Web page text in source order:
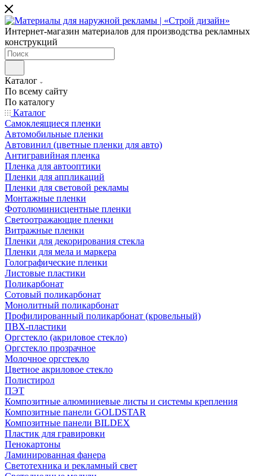
Интернет-магазин материалов для производства рекламных
конструкций
Каталог
По всему сайту
По каталогу
Каталог
Самоклеящиеся пленки
Автомобильные пленки
Автовинил (цветные пленки для авто)
Антигравийная пленка
Пленка для автооптики
Пленки для аппликаций
Пленки для световой рекламы
Монтажные пленки
Фотолюминисцентные пленки
Светоотражающие пленки
Витражные пленки
Пленки для декорирования стекла
Пленки для мела и маркера
Голографические пленки
Листовые пластики
Поликарбонат
Сотовый поликарбонат
Монолитный поликарбонат
Профилированный поликарбонат (кровельный)
ПВХ-пластики
Оргстекло (акриловое стекло)
Оргстекло прозрачное
Молочное оргстекло
Цветное акриловое стекло
Полистирол
ПЭТ
Композитные алюминиевые листы и системы крепления
Композитные панели GOLDSTAR
Композитные панели BILDEX
Пластик для гравировки
Пенокартоны
Ламинированная фанера
Светотехника и рекламный свет